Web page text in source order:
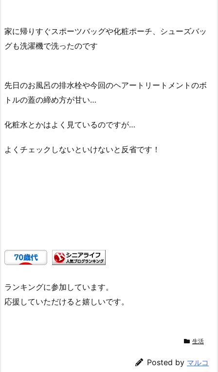
家に帰りすぐスポーツバッグや化粧ポーチ、シューズバッ
グも洗濯機で洗ったのです
先日のお風呂の排水栓や今回のヘアートリートメントのボ
トルの蓋の締め方が甘い…
化粧水とかはよく見ているのですが…
よくチェックしないといけないと反省です！
ランキングに参加しています。
応援していただけると嬉しいです。
生活
Posted by マルコ